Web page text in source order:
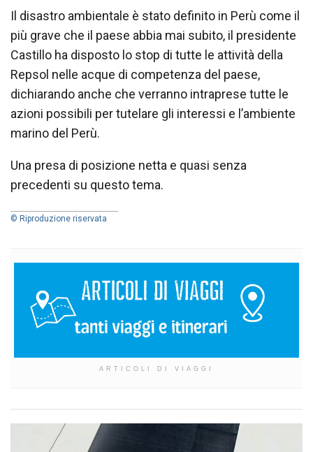
Il disastro ambientale è stato definito in Perù come il
più grave che il paese abbia mai subito, il presidente
Castillo ha disposto lo stop di tutte le attività della
Repsol nelle acque di competenza del paese,
dichiarando anche che verranno intraprese tutte le
azioni possibili per tutelare gli interessi e l’ambiente
marino del Perù.
Una presa di posizione netta e quasi senza
precedenti su questo tema.
© Riproduzione riservata
ARTICOLI DI VIAGGI